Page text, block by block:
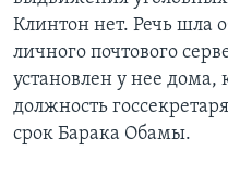
Клинтон нет. Речь шла
личного почтового
установлен у нее дома,
должность
срок Барака Обамы.